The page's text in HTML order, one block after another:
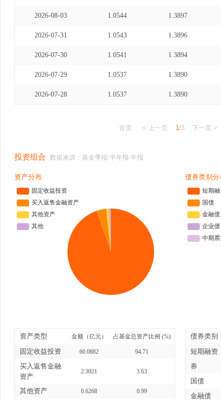
2026-08-03 1.0544 1.3897
2026-07-31 1.0543 1.3896
2026-07-30 1.0541 1.3894
2026-07-29 1.0537 1.3890
2026-07-28 1.0537 1.3890
首页 < 上一页 1/3 下一页 >
投资组合 数据来源：基金季报/半年报/年报
资产分布
资产类型 金额（亿元） 占基金总资产比例 (%)
固定收益投资 60.0882 94.71
买入返售金融
资产
2.3021 3.63
其他资产 0.6268 0.99
债券类别分
债券类别
短期融资
券
国债
金融债